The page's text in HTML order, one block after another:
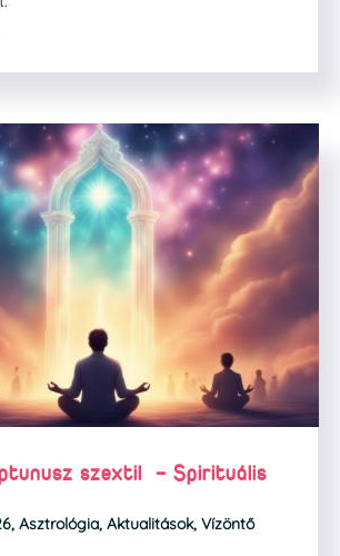
szextil – Spirituális
, Asztrológia, Aktualitások, Vízöntő